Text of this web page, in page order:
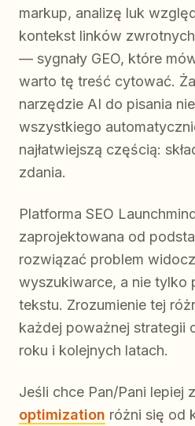
markup, analizę luk
kontekst linków
— sygnały GEO, które
warto tę treść cytować.
narzędzie AI do pisania
wszystkiego
najłatwiejszą częścią:
zdania.
Platforma SEO
zaprojektowana od
rozwiązać problem
wyszukiwarce, a nie tylko
tekstu. Zrozumienie tej
każdej poważnej strategii
roku i kolejnych latach.
Jeśli chce Pan/Pani lepiej
optimization różni się od